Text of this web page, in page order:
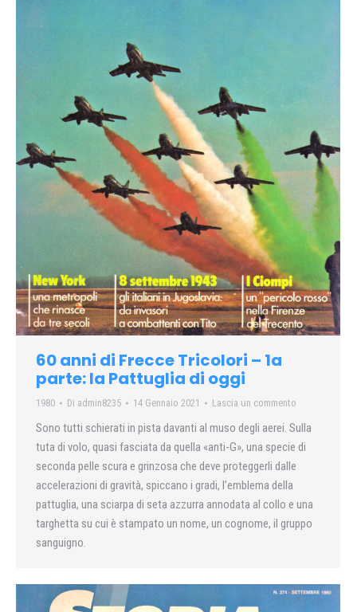
60 anni di Frecce Tricolori – 1a
parte: la Pattuglia di oggi
1980 Di admin8235 14 Gennaio 2021 Lascia un commento
Sono tutti schierati in pista davanti al muso degli aerei. Sulla
tuta di volo, quasi fasciata da quella «anti-G», una specie di
seconda pelle scura e grinzosa che deve proteggerli dalle
accelerazioni di gravità, spiccano i gradi, l’emblema della
pattuglia, una sciarpa di seta azzurra annodata al collo e una
targhetta su cui è stampato un nome, un cognome, il gruppo
sanguigno.